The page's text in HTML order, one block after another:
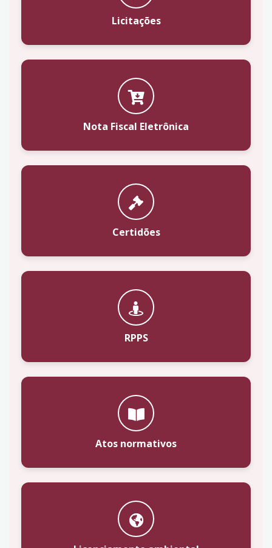
Licitações
Nota Fiscal Eletrônica
Certidões
RPPS
Atos normativos